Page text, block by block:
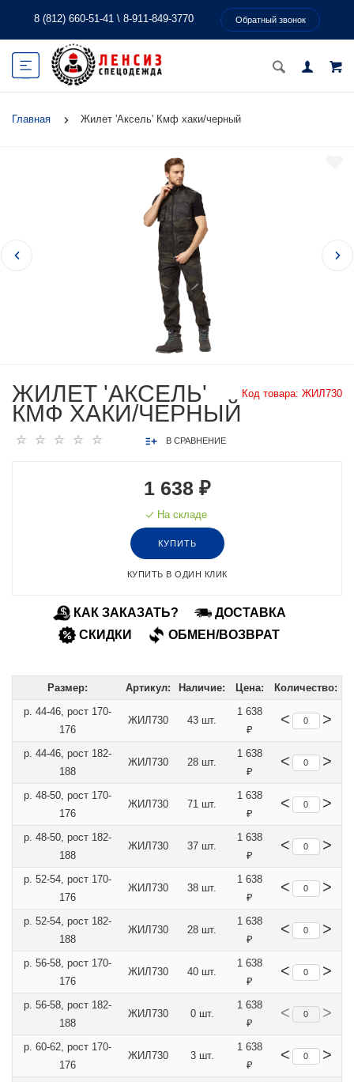
8 (812) 660-51-41 \ 8-911-849-3770 Обратный звонок
Главная Жилет 'Аксель' Кмф хаки/черный
Код товара: ЖИЛ730
ЖИЛЕТ 'АКСЕЛЬ'
КМФ ХАКИ/ЧЕРНЫЙ
В СРАВНЕНИЕ
1 638 ₽
На складе
КУПИТЬ
КУПИТЬ В ОДИН КЛИК
КАК ЗАКАЗАТЬ?
ДОСТАВКА
СКИДКИ
ОБМЕН/ВОЗВРАТ
Размер: Артикул: Наличие: Цена:
Количество:
р. 44-46, рост 170-
176
ЖИЛ730 43 шт.
1 638
₽
< >
р. 44-46, рост 182-
188
ЖИЛ730 28 шт.
1 638
₽
< >
р. 48-50, рост 170-
176
ЖИЛ730 71 шт.
1 638
₽
< >
р. 48-50, рост 182-
188
ЖИЛ730 37 шт.
1 638
₽
< >
р. 52-54, рост 170-
176
ЖИЛ730 38 шт.
1 638
₽
< >
р. 52-54, рост 182-
188
ЖИЛ730 28 шт.
1 638
₽
< >
р. 56-58, рост 170-
176
ЖИЛ730 40 шт.
1 638
₽
< >
р. 56-58, рост 182-
188
ЖИЛ730 0 шт.
1 638
₽
< >
р. 60-62, рост 170-
176
ЖИЛ730 3 шт.
1 638
₽
< >